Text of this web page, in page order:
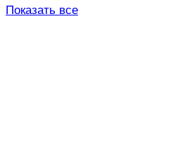
Показать все